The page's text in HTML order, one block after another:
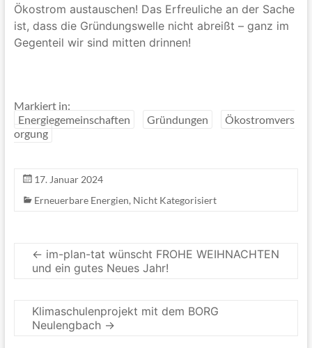
Ökostrom austauschen! Das Erfreuliche an der Sache
ist, dass die Gründungswelle nicht abreißt – ganz im
Gegenteil wir sind mitten drinnen!
Markiert in:
Energiegemeinschaften
Gründungen
Ökostromvers
orgung
17. Januar 2024
Erneuerbare Energien, Nicht Kategorisiert
← im-plan-tat wünscht FROHE WEIHNACHTEN
und ein gutes Neues Jahr!
Klimaschulenprojekt mit dem BORG
Neulengbach →